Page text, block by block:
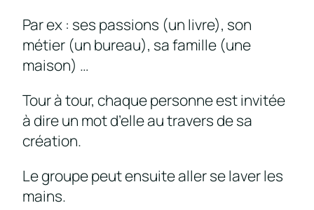
Par ex : ses passions (un livre), son
métier (un bureau), sa famille (une
maison) …
Tour à tour, chaque personne est invitée
à dire un mot d’elle au travers de sa
création.
Le groupe peut ensuite aller se laver les
mains.